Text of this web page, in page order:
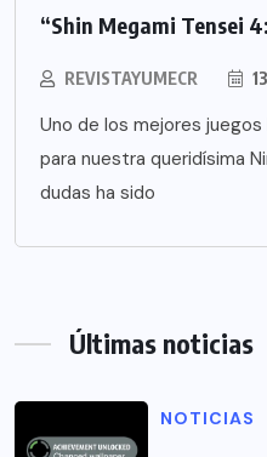
“Shin Megami Tensei
REVISTAYUMECR
Uno de los mejores
para nuestra queridísima
dudas ha sido
Últimas noticias
NOTICIAS